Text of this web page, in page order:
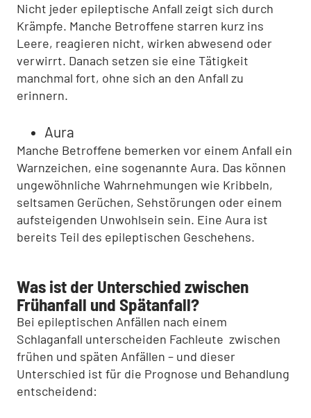
Nicht jeder epileptische Anfall zeigt sich durch
Krämpfe. Manche Betroffene starren kurz ins
Leere, reagieren nicht, wirken abwesend oder
verwirrt. Danach setzen sie eine Tätigkeit
manchmal fort, ohne sich an den Anfall zu
erinnern.
Aura
Manche Betroffene bemerken vor einem Anfall ein
Warnzeichen, eine sogenannte Aura. Das können
ungewöhnliche Wahrnehmungen wie Kribbeln,
seltsamen Gerüchen, Sehstörungen oder einem
aufsteigenden Unwohlsein sein. Eine Aura ist
bereits Teil des epileptischen Geschehens.
Was ist der Unterschied zwischen
Frühanfall und Spätanfall?
Bei epileptischen Anfällen nach einem
Schlaganfall unterscheiden Fachleute zwischen
frühen und späten Anfällen – und dieser
Unterschied ist für die Prognose und Behandlung
entscheidend: